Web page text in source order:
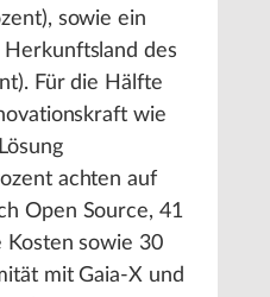
sowie ein
des
Für die Hälfte
wie
achten auf
Open Source, 41
Kosten sowie 30
mit Gaia-X und